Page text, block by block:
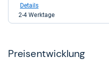
eBay
Details
Auf Lager
Kaufland
Details
2-4 Werktage
Preis­ent­wick­lung